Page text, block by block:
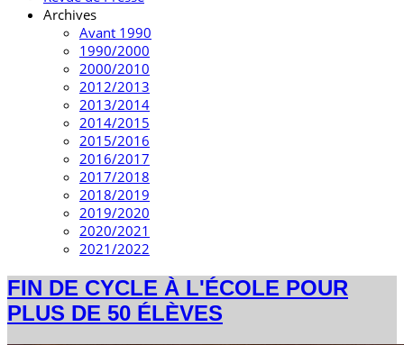
Archives
Avant 1990
1990/2000
2000/2010
2012/2013
2013/2014
2014/2015
2015/2016
2016/2017
2017/2018
2018/2019
2019/2020
2020/2021
2021/2022
FIN DE CYCLE À L'ÉCOLE POUR
PLUS DE 50 ÉLÈVES